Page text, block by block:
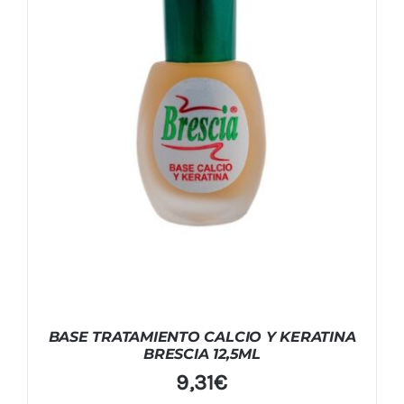
BASE TRATAMIENTO CALCIO Y KERATINA
BRESCIA 12,5ML
9,31€